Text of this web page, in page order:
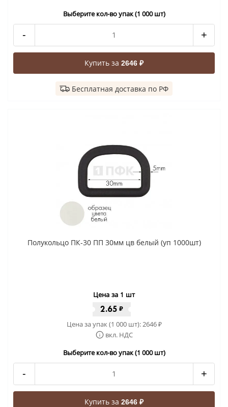
Выберите кол-во упак (1 000 шт)
- +
Купить за 2646 ₽
Бесплатная доставка по РФ
Полукольцо ПК-30 ПП 30мм цв белый (уп 1000шт)
Цена за 1 шт
2.65 ₽
Цена за упак (1 000 шт): 2646₽
вкл. НДС
Выберите кол-во упак (1 000 шт)
- +
Купить за 2646 ₽